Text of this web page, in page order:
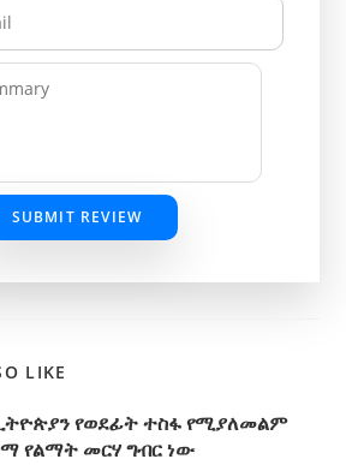
SUBMIT REVIEW
LIKE
የወደፊት ተስፋ የሚያለመልም
የልማት መርሃ ግብር ነው